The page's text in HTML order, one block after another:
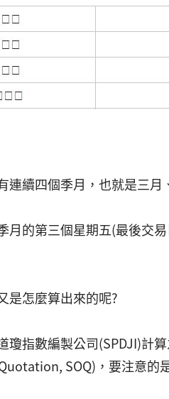
連續四個季月，也就是三月
月的第三個星期五(最後交
是怎麼算出來的呢?
瓊指數編製公司(SPDJI)計
SOQ)，要注意的